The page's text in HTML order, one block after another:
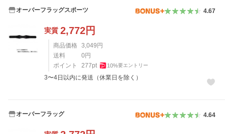
オーバーフラッグスポーツ 4.67
実質 2,772円
商品価格 3,049 円
送料
0 円
ポイント
277pt 10%要エントリー
3〜4日以内に発送（休業日を除く）
オーバーフラッグ 4.64